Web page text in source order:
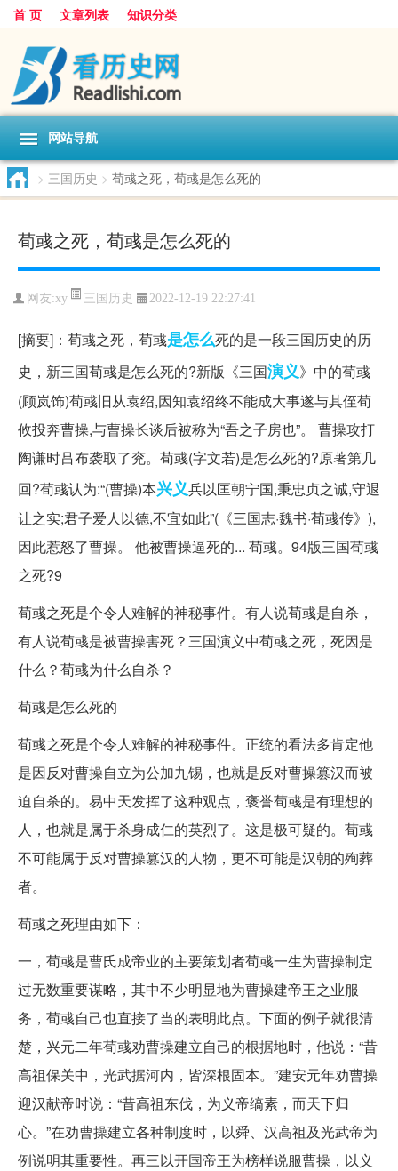
首 页 文章列表 知识分类
网站导航
> 三国历史 > 荀彧之死，荀彧是怎么死的
荀彧之死，荀彧是怎么死的
网友:xy 三国历史 2022-12-19 22:27:41
[摘要]：荀彧之死，荀彧是怎么死的是一段三国历史的历
史，新三国荀彧是怎么死的?新版《三国演义》中的荀彧
(顾岚饰)荀彧旧从袁绍,因知袁绍终不能成大事遂与其侄荀
攸投奔曹操,与曹操长谈后被称为“吾之子房也”。 曹操攻打
陶谦时吕布袭取了兖。荀彧(字文若)是怎么死的?原著第几
回?荀彧认为:“(曹操)本兴义兵以匡朝宁国,秉忠贞之诚,守退
让之实;君子爱人以德,不宜如此”(《三国志·魏书·荀彧传》),
因此惹怒了曹操。 他被曹操逼死的... 荀彧。94版三国荀彧
之死?9
荀彧之死是个令人难解的神秘事件。有人说荀彧是自杀，
有人说荀彧是被曹操害死？三国演义中荀彧之死，死因是
什么？荀彧为什么自杀？
荀彧是怎么死的
荀彧之死是个令人难解的神秘事件。正统的看法多肯定他
是因反对曹操自立为公加九锡，也就是反对曹操篡汉而被
迫自杀的。易中天发挥了这种观点，褒誉荀彧是有理想的
人，也就是属于杀身成仁的英烈了。这是极可疑的。荀彧
不可能属于反对曹操篡汉的人物，更不可能是汉朝的殉葬
者。
荀彧之死理由如下：
一，荀彧是曹氏成帝业的主要策划者荀彧一生为曹操制定
过无数重要谋略，其中不少明显地为曹操建帝王之业服
务，荀彧自己也直接了当的表明此点。下面的例子就很清
楚，兴元二年荀彧劝曹操建立自己的根据地时，他说：“昔
高祖保关中，光武据河内，皆深根固本。”建安元年劝曹操
迎汉献帝时说：“昔高祖东伐，为义帝缟素，而天下归
心。”在劝曹操建立各种制度时，以舜、汉高祖及光武帝为
例说明其重要性。再三以开国帝王为榜样说服曹操，以义